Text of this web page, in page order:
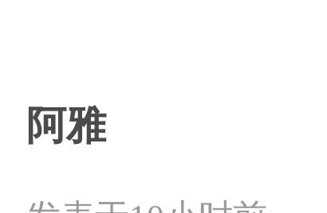
阿雅